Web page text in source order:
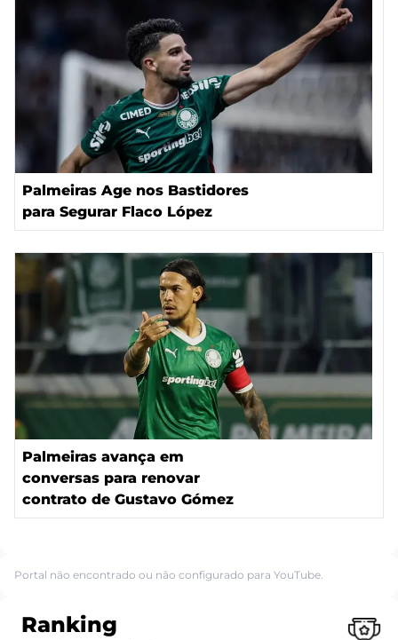
Palmeiras Age nos Bastidores
para Segurar Flaco López
Palmeiras avança em
conversas para renovar
contrato de Gustavo Gómez
Portal não encontrado ou não configurado para YouTube.
Ranking